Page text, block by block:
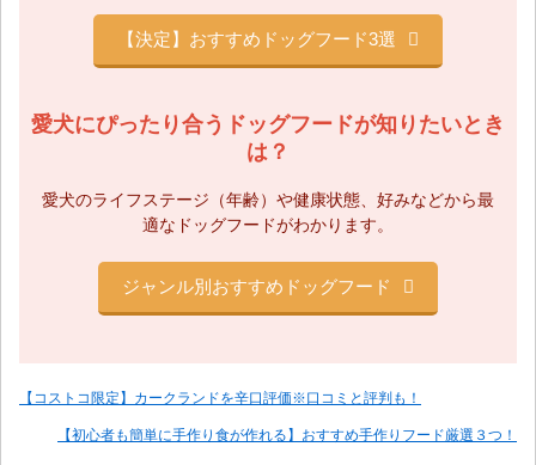
【決定】おすすめドッグフード3選
愛犬にぴったり合うドッグフードが知りたいとき
は？
愛犬のライフステージ（年齢）や健康状態、 好みなどから最
適なドッグフードがわかります。
ジャンル別おすすめドッグフード
【コストコ限定】カークランドを辛口評価※口コミと評判も！
【初心者も簡単に手作り食が作れる】おすすめ手作りフード厳選３つ！